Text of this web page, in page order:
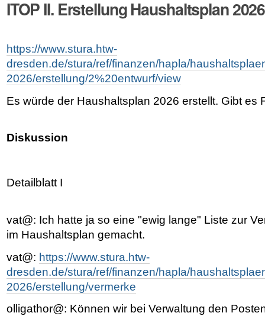
ITOP II. Erstellung Haushaltsplan 2026
https://www.stura.htw-
dresden.de/stura/ref/finanzen/hapla/
2026/erstellung/2%20entwurf/view
Es würde der Haushaltsplan 2026 erstellt. Gibt es
Diskussion
Detailblatt I
vat@: Ich hatte ja so eine "ewig lange" Liste zur
im Haushaltsplan gemacht.
vat@: https://www.stura.htw-
dresden.de/stura/ref/finanzen/hapla/
2026/erstellung/vermerke
olligathor@: Können wir bei Verwaltung den